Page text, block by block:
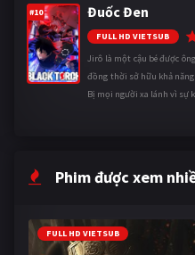
#10 Đuốc Đen
FULL HD VIETSUB
Jirô là một cậu bé được
đồng thời sở hữu khả
Bị mọi người xa lánh vì sự
Phim được xem
FULL HD VIETSUB